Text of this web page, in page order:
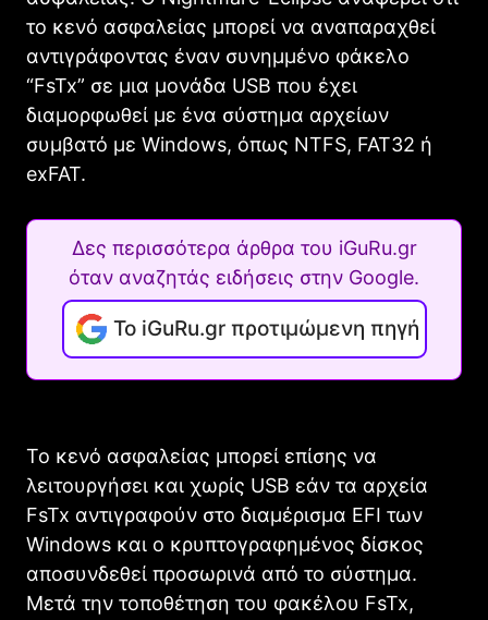
το κενό ασφαλείας μπορεί να αναπαραχθεί
αντιγράφοντας έναν συνημμένο φάκελο
“FsTx” σε μια μονάδα USB που έχει
διαμορφωθεί με ένα σύστημα αρχείων
συμβατό με Windows, όπως NTFS, FAT32 ή
exFAT.
Δες περισσότερα άρθρα του iGuRu.gr
όταν αναζητάς ειδήσεις στην Google.
Το iGuRu.gr προτιμώμενη πηγή
Το κενό ασφαλείας μπορεί επίσης να
λειτουργήσει και χωρίς USB εάν τα αρχεία
FsTx αντιγραφούν στο διαμέρισμα EFI των
Windows και ο κρυπτογραφημένος δίσκος
αποσυνδεθεί προσωρινά από το σύστημα.
Μετά την τοποθέτηση του φακέλου FsTx,